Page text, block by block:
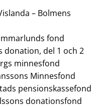
– Bolmens
fond
donation, del 1 och 2
minnesfond
Minnesfond
pensionskassefond
donationsfond